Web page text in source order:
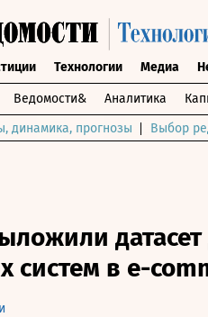
Технологии Медиа
Ведомости& Аналитика
динамика, прогнозы Выбор
датасет
систем в e-